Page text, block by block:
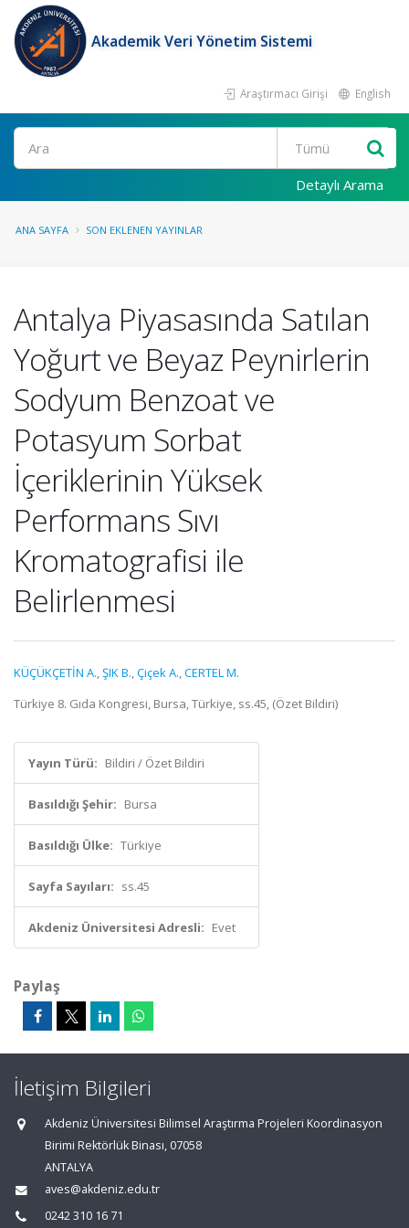
Akademik Veri Yönetim Sistemi
Araştırmacı Girişi English
Ara
Detaylı Arama
ANA SAYFA SON EKLENEN YAYINLAR
Antalya Piyasasında Satılan
Yoğurt ve Beyaz Peynirlerin
Sodyum Benzoat ve
Potasyum Sorbat
İçeriklerinin Yüksek
Performans Sıvı
Kromatografisi ile
Belirlenmesi
KÜÇÜKÇETİN A.,ŞIK B.,Çiçek A.,CERTEL M.
Türkiye 8. Gıda Kongresi, Bursa, Türkiye, ss.45, (Özet Bildiri)
Yayın Türü: Bildiri / Özet Bildiri
Basıldığı Şehir: Bursa
Basıldığı Ülke: Türkiye
Sayfa Sayıları: ss.45
Akdeniz Üniversitesi Adresli: Evet
Paylaş
İletişim Bilgileri
Akdeniz Üniversitesi Bilimsel Araştırma Projeleri Koordinasyon
Birimi Rektörlük Binası, 07058
ANTALYA
aves@akdeniz.edu.tr
0242 310 16 71